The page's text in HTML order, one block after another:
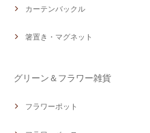
カーテンバックル
箸置き・マグネット
グリーン＆フラワー雑貨
フラワーポット